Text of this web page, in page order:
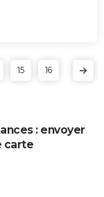
15 16
: envoyer
carte